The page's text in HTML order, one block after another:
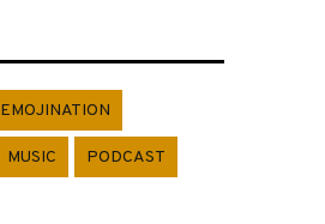
EMOJINATION
MUSIC PODCAST